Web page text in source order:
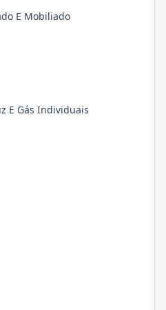
E Mobiliado
E Gás Individuais